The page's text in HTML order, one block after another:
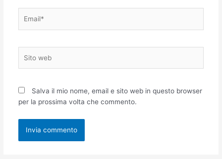
web
Salva il mio nome, email e sito web in questo browser
per la prossima volta che commento.